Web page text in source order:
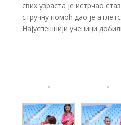
свих узраста је истрчао
стручну помоћ дао је
Најуспешнији ученици